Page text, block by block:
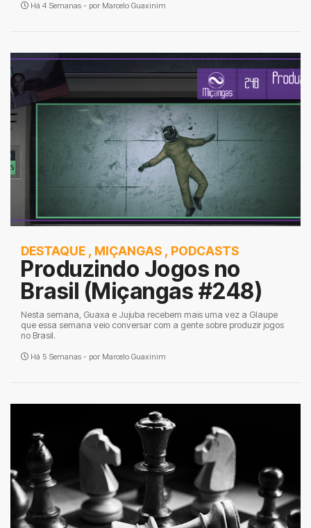
Há 4 Semanas - por Marcelo Guaxinim
DESTAQUE , MIÇANGAS , PODCASTS
Produzindo Jogos no
Brasil (Miçangas #248)
Nesta semana, Guaxa e Jujuba recebem mais uma vez a Glaupe
que essa semana veio conversar com a gente sobre produzir jogos
no Brasil.
Há 5 Semanas - por Marcelo Guaxinim